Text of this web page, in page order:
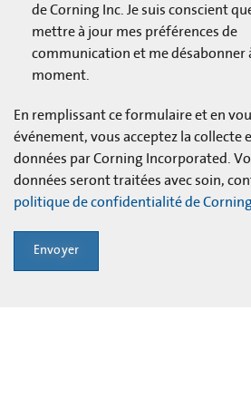
de Corning Inc. Je suis conscient
mettre à jour mes préférences de
communication et me désabonner
moment.
En remplissant ce formulaire et en
événement, vous acceptez la collecte
données par Corning Incorporated.
données seront traitées avec soin,
politique de confidentialité de Corning
Envoyer